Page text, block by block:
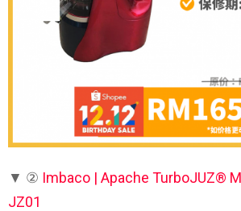
▼ ② Imbaco | Apache TurboJUZ®
JZ01